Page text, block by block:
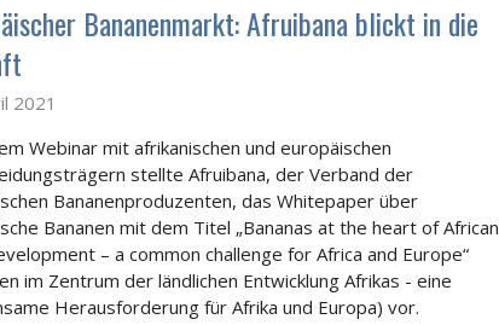
Bananenmarkt: Afruibana blickt in die
2021
Webinar mit afrikanischen und europäischen
stellte Afruibana, der Verband der
Bananenproduzenten, das Whitepaper über
Bananen mit dem Titel „Bananas at the heart of African
– a common challenge for Africa and Europe“
im Zentrum der ländlichen Entwicklung Afrikas - eine
Herausforderung für Afrika und Europa) vor.